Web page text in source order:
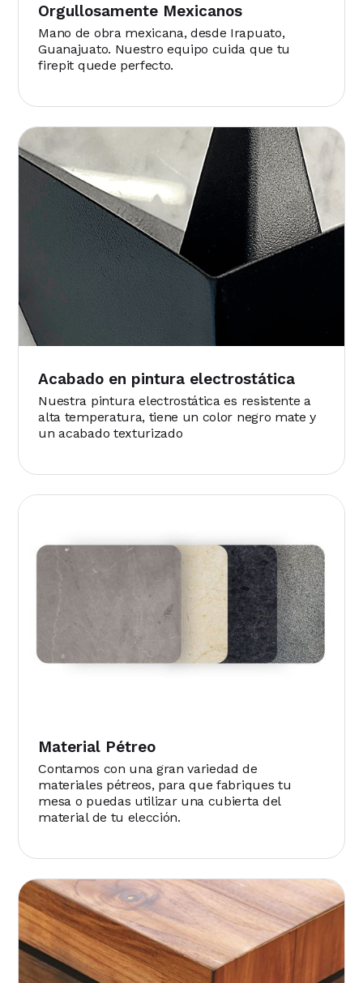
Orgullosamente Mexicanos
Mano de obra mexicana, desde Irapuato,
Guanajuato. Nuestro equipo cuida que tu
firepit quede perfecto.
Acabado en pintura electrostática
Nuestra pintura electrostática es resistente a
alta temperatura, tiene un color negro mate y
un acabado texturizado
Material Pétreo
Contamos con una gran variedad de
materiales pétreos, para que fabriques tu
mesa o puedas utilizar una cubierta del
material de tu elección.